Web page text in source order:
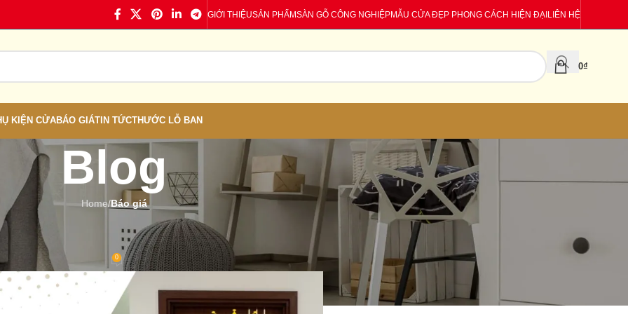
GIỚI THIỆUSẢN PHẨMSÀN GỖ CÔNG NGHIỆPMẪU CỬA ĐẸP PHONG CÁCH HIỆN ĐẠILIÊN HỆ
0₫
KIỆN CỬABÁO GIÁTIN TỨCTHƯỚC LỖ BAN
Blog
Home/Báo giá
, TIN TỨC
| Báo Giá Cửa Mới Nhất
nhựa On 17/11/2024 0
CATEGORIES
Báo giá
Tin tức